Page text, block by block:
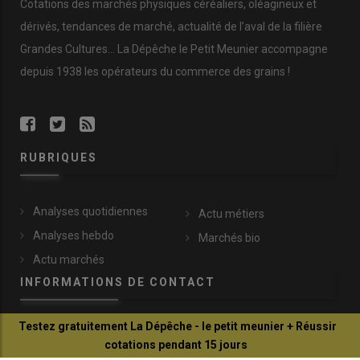
blé n'est pas cotée sur l'actuelle comme la prochaine
campagne.
Le corn gluten feed demeure non coté cette semaine sur
les campagnes 2025-2026 et 2026-2027.
Coproduits laitiers
Tendances contrastées
animale sur le disponible en vrac a perdu 80 €/t entre le
16 et le 23 avril 2026. Celle de la poudre de lactosérum
quant à elle gagné 70 €/t sur la semaine. Ces tarifs
correspondent aux réservations du mois de mai.
la poudre de lactosérum est dans une phase
Cotations des marchés physiques céréaliers, oléagineux et
dérivés, tendances de marché, actualité de l’aval de la filière
Grandes Cultures... La Dépêche le Petit Meunier accompagne
depuis 1938 les opérateurs du commerce des grains !
RUBRIQUES
Analyses quotidiennes
Analyses hebdo
Actu marchés
Actu métiers
Marchés bio
INFORMATIONS DE CONTACT
communication@reussir.fr
Testez gratuitement La Dépêche - le petit meunier + Réussir
cotations pendant 15 jours